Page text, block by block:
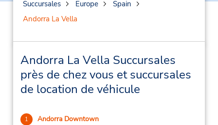
Succursales Europe
Spain
Andorra La Vella
Andorra La Vella Succursales
près de chez vous et succursales
de location de véhicule
1 Andorra Downtown